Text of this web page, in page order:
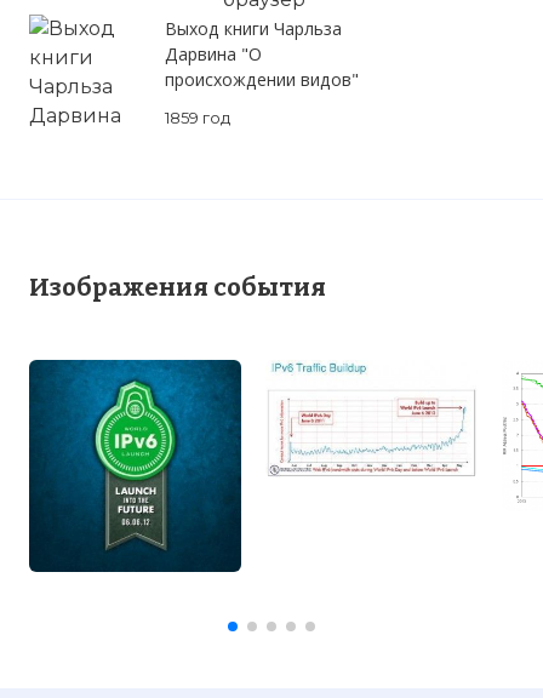
Выход книги Чарльза
Дарвина "О
происхождении видов"
1859 год
Изображения события